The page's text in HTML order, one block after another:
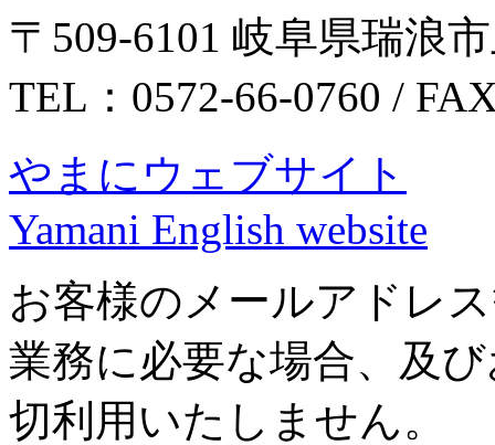
〒509-6101 岐阜県瑞浪
TEL：0572-66-0760 /
やまにウェブサイト
Yamani English website
お客様のメールアドレ
業務に必要な場合、及
切利用いたしません。